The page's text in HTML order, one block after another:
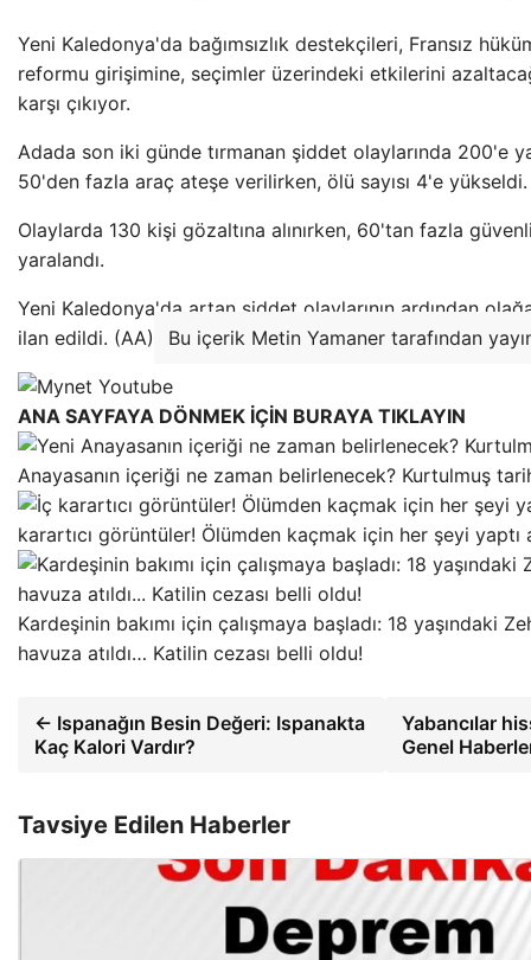
Yeni Kaledonya'da bağımsızlık destekçileri, Fransız
reformu girişimine, seçimler üzerindeki etkilerini
karşı çıkıyor.
Adada son iki günde tırmanan şiddet olaylarında 200'e
50'den fazla araç ateşe verilirken, ölü sayısı 4'e yükseldi.
Olaylarda 130 kişi gözaltına alınırken, 60'tan fazla
yaralandı.
Yeni Kaledonya'da artan şiddet olaylarının ardından
ilan edildi. (AA)
Bu içerik Metin Yamaner tarafından
ANA SAYFAYA DÖNMEK İÇİN BURAYA TIKLAYIN
Anayasanın içeriği ne zaman belirlenecek? Kurtulmuş
karartıcı görüntüler! Ölümden kaçmak için her şeyi yaptı
Kardeşinin bakımı için çalışmaya başladı: 18 yaşındaki
havuza atıldı… Katilin cezası belli oldu!
← Ispanağın Besin Değeri: Ispanakta
Kaç Kalori Vardır?
Yabancılar
Genel
Tavsiye Edilen Haberler